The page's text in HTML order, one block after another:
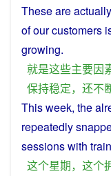
Theseare actually
ofourcustomers
growing.
就是这些主要因
保持稳定， 还不
Thisweek, the
repeatedly
sessions with
这个星期， 这个